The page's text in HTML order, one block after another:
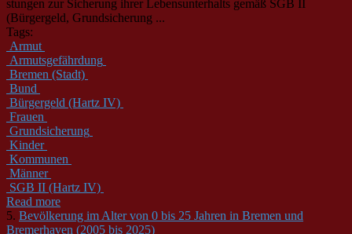
stungen zur Sicherung ihrer Lebensunterhalts gemäß SGB II
(Bürgergeld, Grundsicherung ...
Tags:
Armut
Armutsgefährdung
Bremen (Stadt)
Bund
Bürgergeld (Hartz IV)
Frauen
Grundsicherung
Kinder
Kommunen
Männer
SGB II (Hartz IV)
Read more
5. Bevölkerung im Alter von 0 bis 25 Jahren in Bremen und
Bremerhaven (2005 bis 2025)